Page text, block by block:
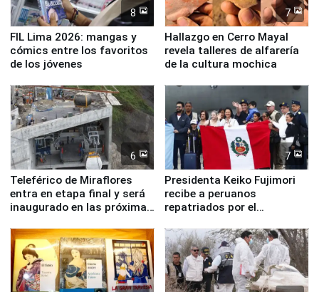
8
FIL Lima 2026: mangas y
cómics entre los favoritos
de los jóvenes
7
Hallazgo en Cerro Mayal
revela talleres de alfarería
de la cultura mochica
6
Teleférico de Miraflores
entra en etapa final y será
inaugurado en las próximas
7
Presidenta Keiko Fujimori
recibe a peruanos
repatriados por el